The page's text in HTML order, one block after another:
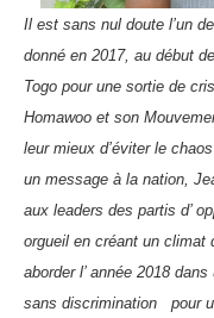
Il est sans nul doute l’un
donné en 2017, au début
Togo pour une sortie de
Homawoo et son
leur mieux d’éviter le
un message à la nation,
aux leaders des partis d’
orgueil en créant un climat
aborder l’ année 2018
sans discrimination pour